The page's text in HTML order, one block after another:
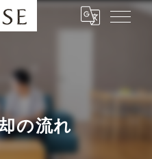
の流れ